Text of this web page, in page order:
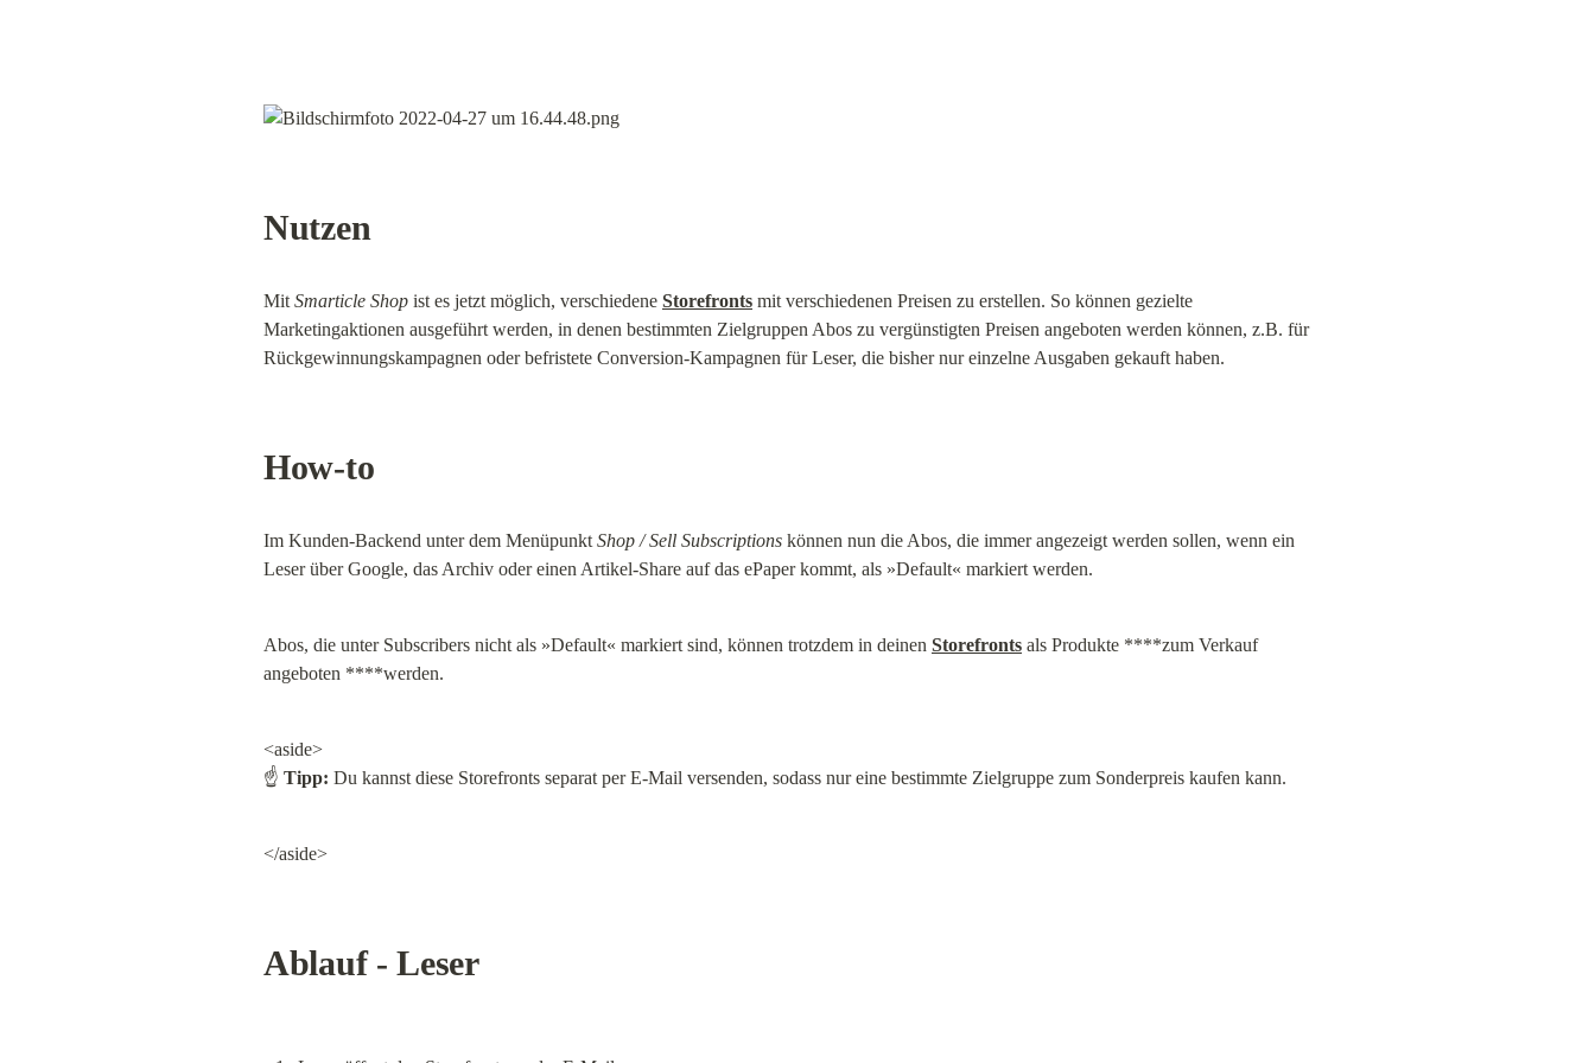
Nutzen
Mit Smarticle Shop ist es jetzt möglich, verschiedene Storefronts mit verschiedenen Preisen zu erstellen. So können gezielte
Marketingaktionen ausgeführt werden, in denen bestimmten Zielgruppen Abos zu vergünstigten Preisen angeboten werden können, z.B. für
Rückgewinnungskampagnen oder befristete Conversion-Kampagnen für Leser, die bisher nur einzelne Ausgaben gekauft haben.
How-to
Im Kunden-Backend unter dem Menüpunkt Shop / Sell Subscriptions können nun die Abos, die immer angezeigt werden sollen, wenn ein
Leser über Google, das Archiv oder einen Artikel-Share auf das ePaper kommt, als »Default« markiert werden.
Abos, die unter Subscribers nicht als »Default« markiert sind, können trotzdem in deinen Storefronts als Produkte ****zum Verkauf
angeboten ****werden.
<aside>
☝ Tipp: Du kannst diese Storefronts separat per E-Mail versenden, sodass nur eine bestimmte Zielgruppe zum Sonderpreis kaufen kann.
</aside>
Ablauf - Leser